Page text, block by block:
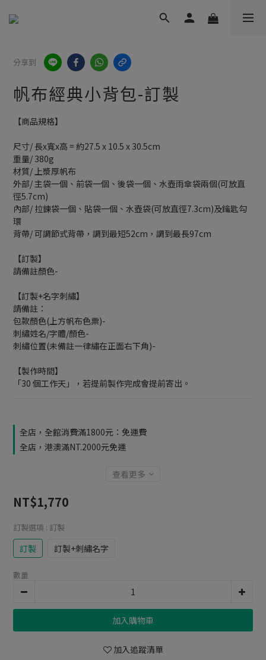
分享到
帆布經典小背包-訂製
【商品規格】
尺寸/ 長x寬x高 = 約27.5 x 10.5 x 30.5cm
重量/ 380g
材質/ 上漿厚帆布
外部/ 主袋一個、前袋一個、後袋一個、水壺雨傘袋兩個(可放直
徑5.7cm)
內部/ 拉鍊袋一個、貼袋一個、水壺袋(可放直徑7.3cm)及鑰匙勾
環
背帶/ 可調節式背帶，調到最短52cm，調到最長97cm
【訂製】
請備註顏色-
【訂製+名字刺繡】
請備註：
包款顏色(上方帆布色票)-
刺繡姓名/字體/顏色-
刺繡位置(未備註一律繡在正面右下角)-
【製作時間】
「30 個工作天」，若提前製作完成會提前寄出。
全店，全館消費滿1800元：免運費
全店，港澳滿NT.2000元免運
查看更多
NT$1,770
訂製選項 : 訂製
訂製 訂製+刺繡名字
數量
加入購物車
加入追蹤清單